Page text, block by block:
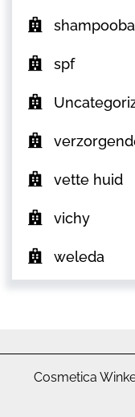
spf
vette huid
vichy
weleda
Cosmetica